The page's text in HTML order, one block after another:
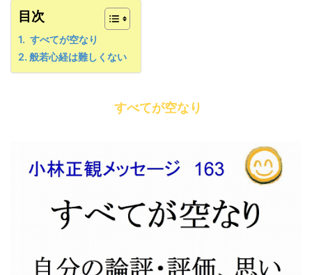
目次
すべてが空なり
般若心経は難しくない
すべてが空なり